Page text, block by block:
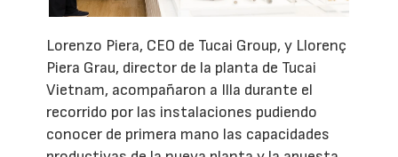
Lorenzo Piera, CEO de Tucai Group, y Llorenç
Piera Grau, director de la planta de Tucai
Vietnam, acompañaron a Illa durante el
recorrido por las instalaciones pudiendo
conocer de primera mano las capacidades